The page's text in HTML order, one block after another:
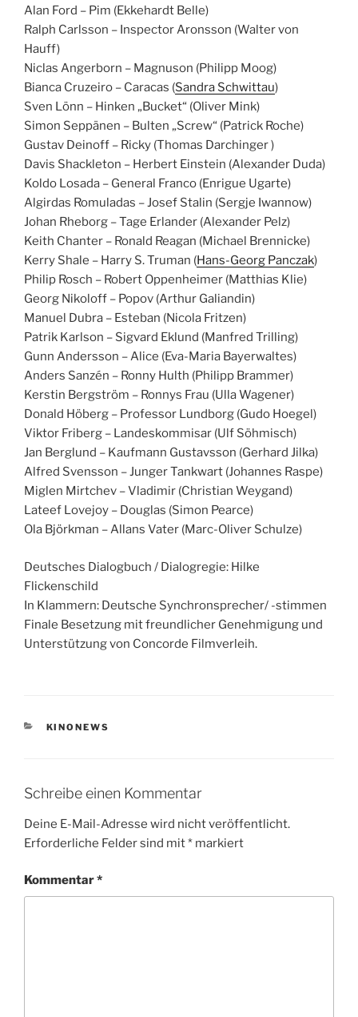
Alan Ford – Pim (Ekkehardt Belle)
Ralph Carlsson – Inspector Aronsson (Walter von
Hauff)
Niclas Angerborn – Magnuson (Philipp Moog)
Bianca Cruzeiro – Caracas (Sandra Schwittau)
Sven Lönn – Hinken „Bucket“ (Oliver Mink)
Simon Seppänen – Bulten „Screw“ (Patrick Roche)
Gustav Deinoff – Ricky (Thomas Darchinger )
Davis Shackleton – Herbert Einstein (Alexander Duda)
Koldo Losada – General Franco (Enrigue Ugarte)
Algirdas Romuladas – Josef Stalin (Sergje Iwannow)
Johan Rheborg – Tage Erlander (Alexander Pelz)
Keith Chanter – Ronald Reagan (Michael Brennicke)
Kerry Shale – Harry S. Truman (Hans-Georg Panczak)
Philip Rosch – Robert Oppenheimer (Matthias Klie)
Georg Nikoloff – Popov (Arthur Galiandin)
Manuel Dubra – Esteban (Nicola Fritzen)
Patrik Karlson – Sigvard Eklund (Manfred Trilling)
Gunn Andersson – Alice (Eva-Maria Bayerwaltes)
Anders Sanzén – Ronny Hulth (Philipp Brammer)
Kerstin Bergström – Ronnys Frau (Ulla Wagener)
Donald Höberg – Professor Lundborg (Gudo Hoegel)
Viktor Friberg – Landeskommisar (Ulf Söhmisch)
Jan Berglund – Kaufmann Gustavsson (Gerhard Jilka)
Alfred Svensson – Junger Tankwart (Johannes Raspe)
Miglen Mirtchev – Vladimir (Christian Weygand)
Lateef Lovejoy – Douglas (Simon Pearce)
Ola Björkman – Allans Vater (Marc-Oliver Schulze)
Deutsches Dialogbuch / Dialogregie: Hilke
Flickenschild
In Klammern: Deutsche Synchronsprecher/ -stimmen
Finale Besetzung mit freundlicher Genehmigung und
Unterstützung von Concorde Filmverleih.
KATEGORIEN
KINONEWS
Schreibe einen Kommentar
Deine E-Mail-Adresse wird nicht veröffentlicht.
Erforderliche Felder sind mit* markiert
Kommentar*